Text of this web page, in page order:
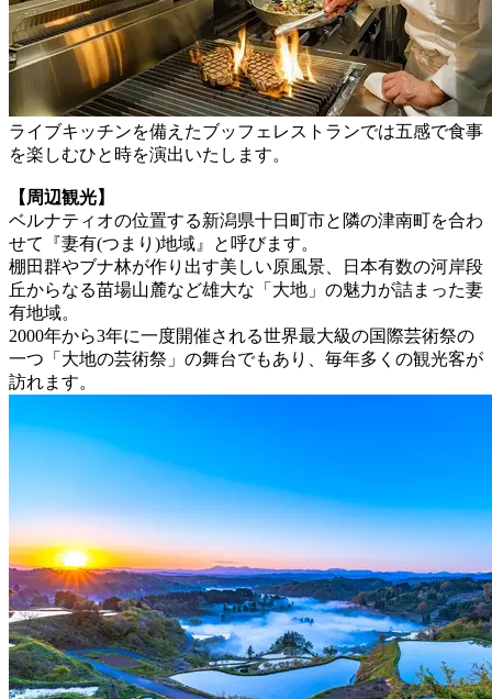
ライブキッチンを備えたブッフェレストランでは五感で食事
を楽しむひと時を演出いたします。
【周辺観光】
ベルナティオの位置する新潟県十日町市と隣の津南町を合わ
せて『妻有(つまり)地域』と呼びます。
棚田群やブナ林が作り出す美しい原風景、日本有数の河岸段
丘からなる苗場山麓など雄大な「大地」の魅力が詰まった妻
有地域。
2000年から3年に一度開催される世界最大級の国際芸術祭の
一つ「大地の芸術祭」の舞台でもあり、毎年多くの観光客が
訪れます。